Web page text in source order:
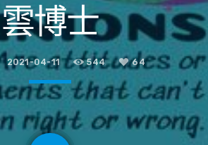
雲博士
2021-04-11 544 64